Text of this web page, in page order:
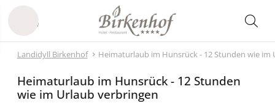
Landidyll Birkenhof Heimaturlaub im Hunsrück - 12 Stunden wie im
Heimaturlaub im Hunsrück - 12 Stunden
wie im Urlaub verbringen